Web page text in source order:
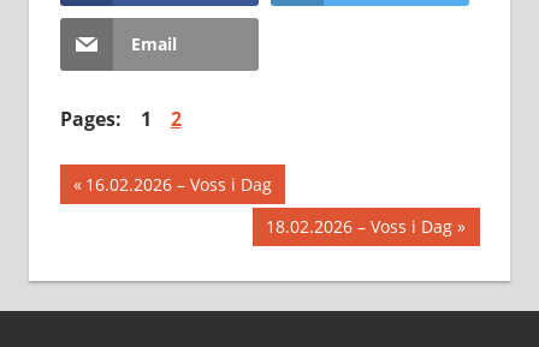
Email
Pages: 1 2
Innleggsnavigasjon
Previous
Post:
16.02.2026 – Voss i Dag
Next
Post:
18.02.2026 – Voss i Dag